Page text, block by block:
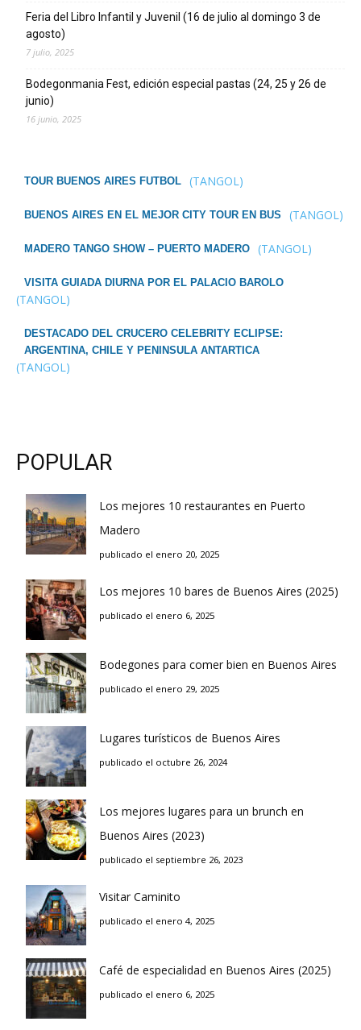
Feria del Libro Infantil y Juvenil (16 de julio al domingo 3 de
agosto)
7 julio, 2025
Bodegonmania Fest, edición especial pastas (24, 25 y 26 de
junio)
16 junio, 2025
TOUR BUENOS AIRES FUTBOL (TANGOL)
BUENOS AIRES EN EL MEJOR CITY TOUR EN BUS (TANGOL)
MADERO TANGO SHOW – PUERTO MADERO (TANGOL)
VISITA GUIADA DIURNA POR EL PALACIO BAROLO
(TANGOL)
DESTACADO DEL CRUCERO CELEBRITY ECLIPSE:
ARGENTINA, CHILE Y PENINSULA ANTARTICA
(TANGOL)
POPULAR
Los mejores 10 restaurantes en Puerto
Madero
publicado el enero 20, 2025
Los mejores 10 bares de Buenos Aires (2025)
publicado el enero 6, 2025
Bodegones para comer bien en Buenos Aires
publicado el enero 29, 2025
Lugares turísticos de Buenos Aires
publicado el octubre 26, 2024
Los mejores lugares para un brunch en
Buenos Aires (2023)
publicado el septiembre 26, 2023
Visitar Caminito
publicado el enero 4, 2025
Café de especialidad en Buenos Aires (2025)
publicado el enero 6, 2025